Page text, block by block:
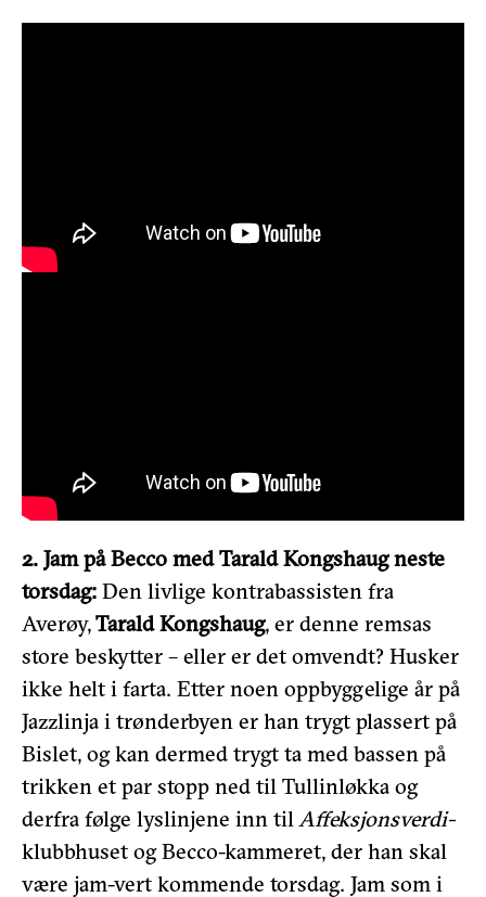
2. Jam på Becco med Tarald Kongshaug neste
torsdag: Den livlige kontrabassisten fra
Averøy,Tarald Kongshaug, er denne remsas
store beskytter – eller er det omvendt? Husker
ikke helt i farta. Etter noen oppbyggelige år på
Jazzlinja i trønderbyen er han trygt plassert på
Bislet, og kan dermed trygt ta med bassen på
trikken et par stopp ned til Tullinløkka og
derfra følge lyslinjene inn tilAffeksjonsverdi-
klubbhuset og Becco-kammeret, der han skal
være jam-vert kommende torsdag. Jam som i